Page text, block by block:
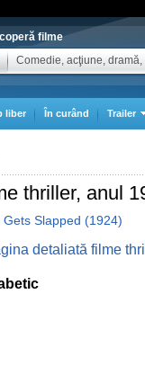
filme
Comedie, acţiune, dramă,
liber În curând Trailer
thriller, anul
Gets Slapped (1924)
detaliată filme